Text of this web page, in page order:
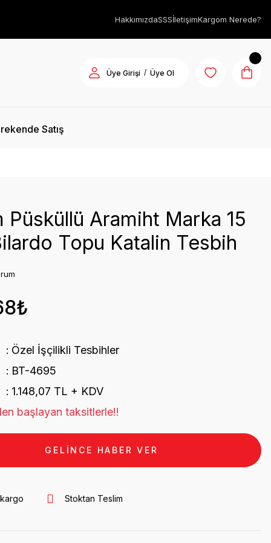
HakkımızdaSSSİletişimKargom Nerede?
Üye Girişi / Üye Ol
Satış
Püsküllü Aramiht Marka 15
Topu Katalin Tesbih
Özel İşçilikli Tesbihler
BT-4695
1.148,07 TL + KDV
başlayan taksitlerle!!
GELİNCE HABER VER
Stoktan Teslim